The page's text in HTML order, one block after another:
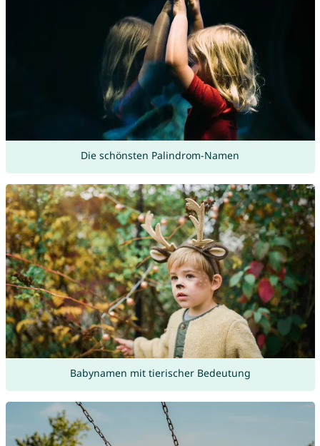
Die schönsten Palindrom-Namen
Babynamen mit tierischer Bedeutung